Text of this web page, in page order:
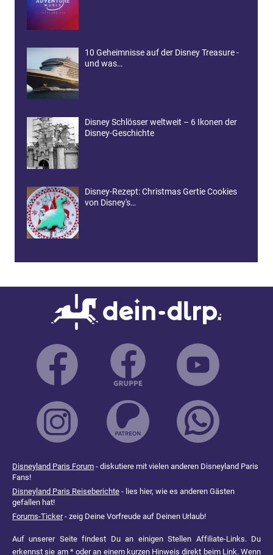
10 Geheimnisse auf der Disney Treasure -
und was…
Disney Schlösser weltweit – 6 Ikonen der
Disney-Geschichte
Disney-Rezept: Christmas Gertie Cookies
von Disney's…
Disneyland Paris Forum - diskutiere mit vielen anderen Disneyland Paris
Fans!
Disneyland Paris Reiseberichte - lies hier, wie es anderen Gästen
gefallen hat!
Forums-Ticker- zeig Deine Vorfreude auf Deinen Urlaub!
Auf unserer Seite findest Du an einigen Stellen Affiliate-Links. Du
erkennst sie am * oder an einem kurzen Hinweis direkt beim Link. Wenn